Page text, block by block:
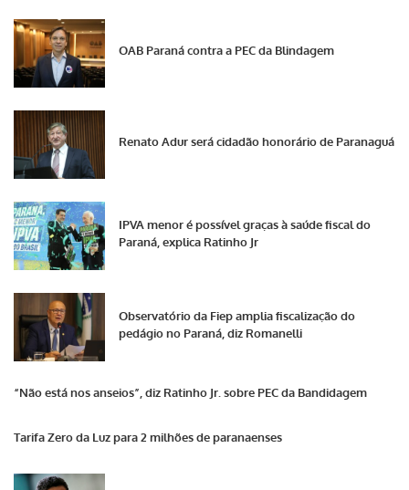
OAB Paraná contra a PEC da Blindagem
Renato Adur será cidadão honorário de Paranaguá
IPVA menor é possível graças à saúde fiscal do
Paraná, explica Ratinho Jr
Observatório da Fiep amplia fiscalização do
pedágio no Paraná, diz Romanelli
“Não está nos anseios”, diz Ratinho Jr. sobre PEC da Bandidagem
Tarifa Zero da Luz para 2 milhões de paranaenses